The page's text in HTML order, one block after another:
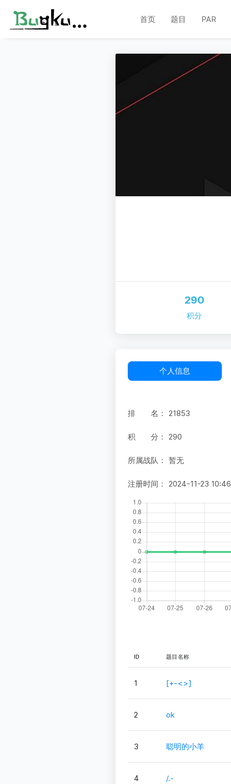
首页 题目 PAR
290
积分
个人信息
排 名： 21853
积 分： 290
所属战队： 暂无
注册时间： 2024-11-23 10:46
ID 题目名称
1 [+-<>]
2 ok
3 聪明的小羊
4 /.-